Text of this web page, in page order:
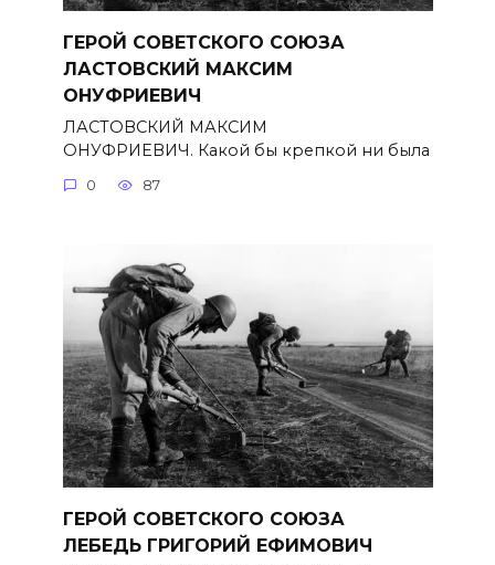
ГЕРОЙ СОВЕТСКОГО СОЮЗА
ЛАСТОВСКИЙ МАКСИМ
ОНУФРИЕВИЧ
ЛАСТОВСКИЙ МАКСИМ
ОНУФРИЕВИЧ. Какой бы крепкой ни была
0 87
ГЕРОЙ СОВЕТСКОГО СОЮЗА
ЛЕБЕДЬ ГРИГОРИЙ ЕФИМОВИЧ